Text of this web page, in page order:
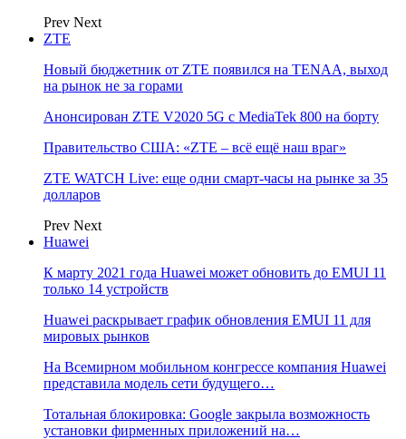
Prev Next
ZTE
Новый бюджетник от ZTE появился на TENAA, выход
на рынок не за горами
Анонсирован ZTE V2020 5G с MediaTek 800 на борту
Правительство США: «ZTE – всё ещё наш враг»
ZTE WATCH Live: еще одни смарт-часы на рынке за 35
долларов
Prev Next
Huawei
К марту 2021 года Huawei может обновить до EMUI 11
только 14 устройств
Huawei раскрывает график обновления EMUI 11 для
мировых рынков
На Всемирном мобильном конгрессе компания Huawei
представила модель сети будущего…
Тотальная блокировка: Google закрыла возможность
установки фирменных приложений на…